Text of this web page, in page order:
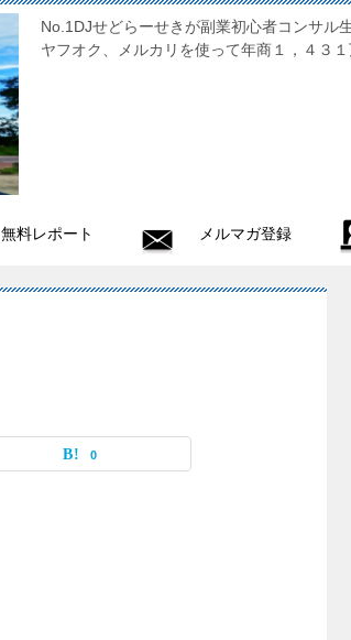
No.1DJせどらーせきが副業初心者コン
ヤフオク、メルカリを使って年商１，４３
無料レポート メルマガ登録
0